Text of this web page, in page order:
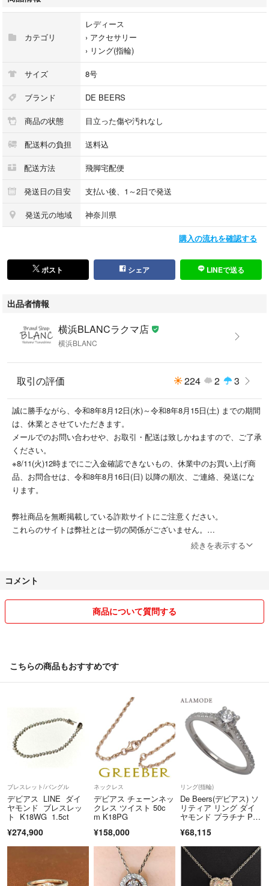
■備考：詳細な状態やご不明な点は、ご注文前にお気軽にお問い合わせく
TEL:0120-782-740
■色について:ご覧いただくモニターによってお色が異なって見える場合が
ございます。予めご了承ください。
■注意事項
●営業時間：10:00〜19:00（毎週水曜日定休、年末年始休業、夏季休業）
●休業日及び営業時間外にお買い上げいただいた場合、メール等の連絡が
翌営業日になります。
※担当の者が休みの場合、返答が遅れる場合がございます、あわせてご了
カテゴリ
レディース
› アクセサリー
› リング(指輪)
サイズ 8号
ブランド DE BEERS
商品の状態 目立った傷や汚れなし
配送料の負担 送料込
配送方法 飛脚宅配便
発送日の目安 支払い後、1～2日で発送
発送元の地域 神奈川県
購入の流れを確認する
ポスト シェア LINEで送る
出品者情報
横浜BLANCラクマ店
横浜BLANC
取引の評価 224 2 3
誠に勝手ながら、令和8年8月12日(水)～令和8年8月15日(土) までの期間
は、休業とさせていただきます。
メールでのお問い合わせや、お取引・配送は致しかねますので、ご了承
ください。
※8/11(火)12時までにご入金確認できないもの、休業中のお買い上げ商
品、お問合せは、令和8年8月16日(日) 以降の順次、ご連絡、発送にな
ります。
弊社商品を無断掲載している詐欺サイトにご注意ください。
これらのサイトは弊社とは一切の関係がございません。
入力した個人情報が悪用されたり、代金を支払っても商品が送られてこ
株式会社PSFが運営する、ラクマ公式ショップです。​​
◆商品のグレードについて◆​​
【S】​​
未使用品（新品同様の状態）​​
僅かに使用感はあるが目立つ汚れは無い​​状態
【AB】​​
目立つ傷や擦り傷等があり、明らかな使用感がある状態​​
目に見えてダメージがあり、激しい損傷または破損している状態​​
■オーダーいただいてから在庫確認をさせていただくため、キャンセル
させていただく場合があります■ ​​
◆補償について◆​​
①不具合時、受け取り後3日以内にご連絡を頂けた場合に限り返品可
続きを表示する
コメント
商品について質問する
こちらの商品もおすすめです
ブレスレット/バングル
デビアス LINE ダイ
ヤモンド ブレスレッ
ト K18WG 1.5ct
¥274,900
ネックレス
デビアス チェーンネッ
クレス ツイスト 50c
m K18PG
¥158,000
リング(指輪)
De Beers(デビアス) ソ
リティア リング ダイ
ヤモンド プラチナ Pt9
グ・指輪 ジュエリ
ー シルバー銀 レディ
ース 40802162708【中
古】【アラモード】
¥68,115